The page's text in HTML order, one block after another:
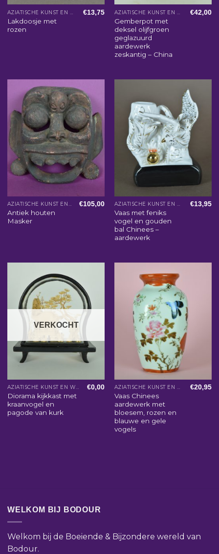
AZIATISCHE KUNST EN WOONACCESSOIRES
Lakdoosje met
rozen
€13,75 AZIATISCHE KUNST EN WOONACCESSOIRES
Gemberpot met
deksel olijfgroen
geglazuurd
aardewerk
zeskantig – China
€42,00
AZIATISCHE KUNST EN WOONACCESSOIRES
Antiek houten
Masker
€105,00 AZIATISCHE KUNST EN WOONACCESSOIRES
Vaas met feniks
vogel en gouden
bal Chinees –
aardewerk
€13,95
VERKOCHT
AZIATISCHE KUNST EN WOONACCESSOIRES
Diorama kijkkast met
kraanvogel en
pagode van kurk
€0,00 AZIATISCHE KUNST EN WOONACCESSOIRES
Vaas Chinees
aardewerk met
bloesem, rozen en
blauwe en gele
vogels
€20,95
WELKOM BIJ BODOUR
Welkom bij de Boeiende & Bijzondere wereld van
Bodour.